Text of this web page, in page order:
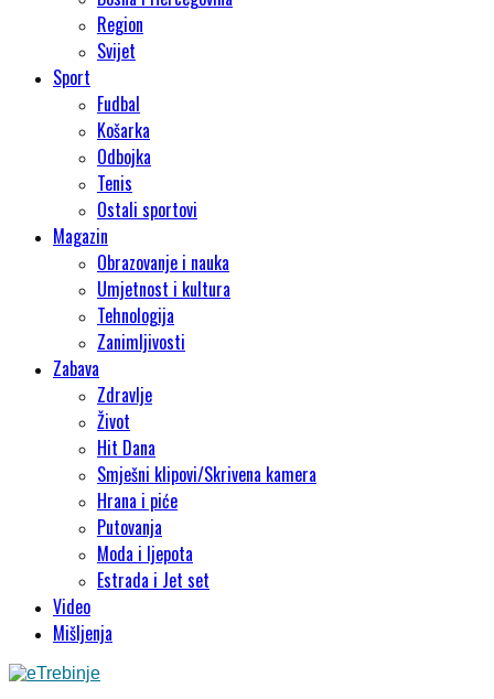
Region
Svijet
Sport
Fudbal
Košarka
Odbojka
Tenis
Ostali sportovi
Magazin
Obrazovanje i nauka
Umjetnost i kultura
Tehnologija
Zanimljivosti
Zabava
Zdravlje
Život
Hit Dana
Smješni klipovi/Skrivena kamera
Hrana i piće
Putovanja
Moda i ljepota
Estrada i Jet set
Video
Mišljenja